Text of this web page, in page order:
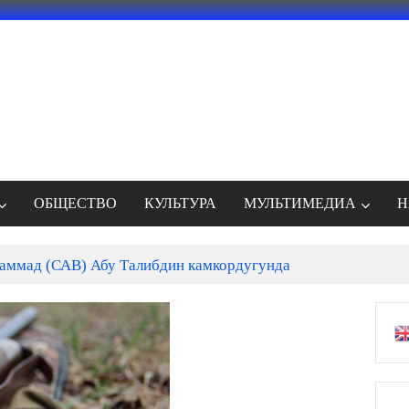
ОБЩЕСТВО КУЛЬТУРА МУЛЬТИМЕДИА
(САВ) Абу Талибдин камкордугунда